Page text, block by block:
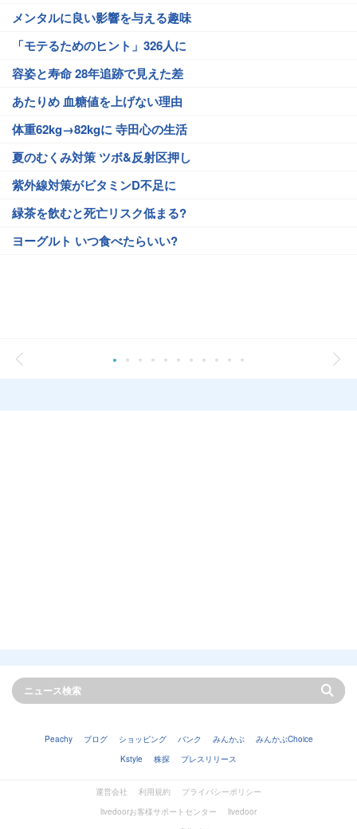
メンタルに良い影響を与える趣味
「モテるためのヒント」326人に
容姿と寿命 28年追跡で見えた差
あたりめ 血糖値を上げない理由
体重62kg→82kgに 寺田心の生活
夏のむくみ対策 ツボ&反射区押し
紫外線対策がビタミンD不足に
緑茶を飲むと死亡リスク低まる?
ヨーグルト いつ食べたらいい?
Peachy ブログ ショッピング バンク みんかぶ
みんかぶChoice
Kstyle
株探 プレスリリース
運営会社 利用規約
プライバシーポリシー
livedoorお客様サポートセンター
livedoor